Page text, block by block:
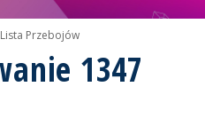
Przebojów
1347